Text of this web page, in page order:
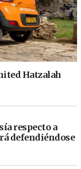
Hatzalah
respecto a
defendiéndose